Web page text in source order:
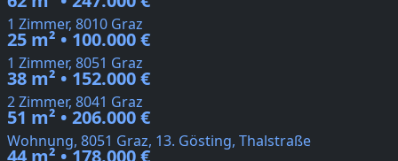
1 Zimmer, 8010 Graz
25 m² • 100.000 €
1 Zimmer, 8051 Graz
38 m² • 152.000 €
2 Zimmer, 8041 Graz
51 m² • 206.000 €
Wohnung, 8051 Graz, 13. Gösting, Thalstraße